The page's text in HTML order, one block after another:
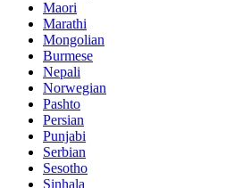
Maori
Marathi
Mongolian
Burmese
Nepali
Norwegian
Pashto
Persian
Punjabi
Serbian
Sesotho
Sinhala